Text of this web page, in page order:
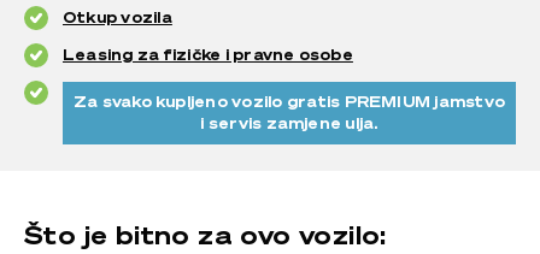
Otkup vozila
Leasing za fizičke i pravne osobe
Za svako kupljeno vozilo gratis PREMIUM jamstvo
i servis zamjene ulja.
Što je bitno za ovo vozilo: